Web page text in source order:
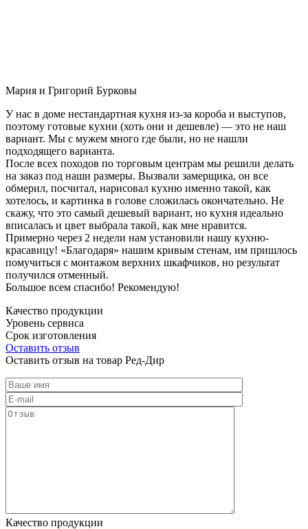
Мария и Григорий Бурковы
У нас в доме нестандартная кухня из-за короба и выступов,
поэтому готовые кухни (хоть они и дешевле) — это не наш
вариант. Мы с мужем много где были, но не нашли
подходящего варианта.
После всех походов по торговым центрам мы решили делать
на заказ под наши размеры. Вызвали замерщика, он все
обмерил, посчитал, нарисовал кухню именно такой, как
хотелось, и картинка в голове сложилась окончательно. Не
скажу, что это самый дешевый вариант, но кухня идеально
вписалась и цвет выбрала такой, как мне нравится.
Примерно через 2 недели нам установили нашу кухню-
красавицу! «Благодаря» нашим кривым стенам, им пришлось
помучиться с монтажом верхних шкафчиков, но результат
получился отменный.
Большое всем спасибо! Рекомендую!
Качество продукции
Уровень сервиса
Срок изготовления
Оставить отзыв
Оставить отзыв на товар Ред-Дир
Качество продукции